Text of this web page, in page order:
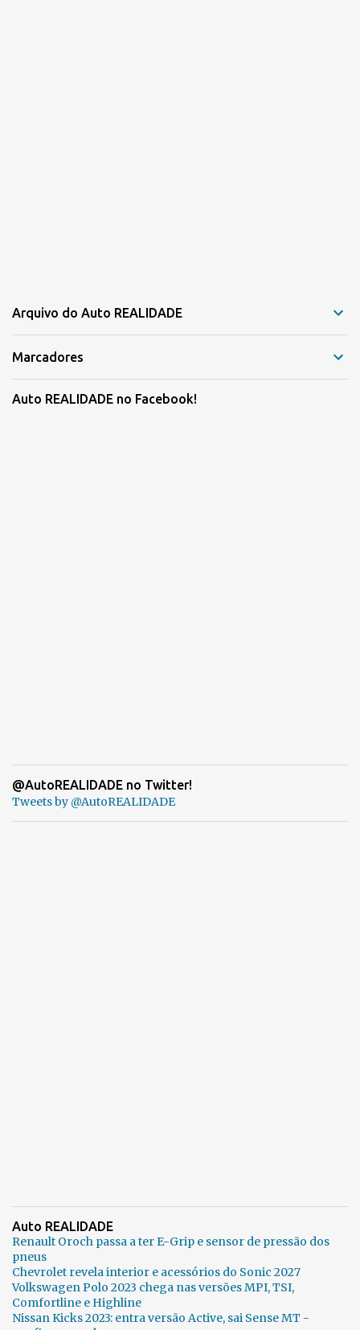
Arquivo do Auto REALIDADE
Marcadores
Auto REALIDADE no Facebook!
@AutoREALIDADE no Twitter!
Tweets by @AutoREALIDADE
Auto REALIDADE
Renault Oroch passa a ter E-Grip e sensor de pressão dos
pneus
Chevrolet revela interior e acessórios do Sonic 2027
Volkswagen Polo 2023 chega nas versões MPI, TSI,
Comfortline e Highline
Nissan Kicks 2023: entra versão Active, sai Sense MT -